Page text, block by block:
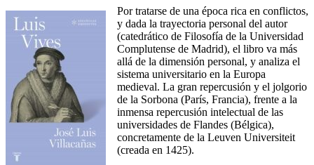
Por tratarse de una época rica en conflictos,
y dada la trayectoria personal del autor
(catedrático de Filosofía de la Universidad
Complutense de Madrid), el libro va más
allá de la dimensión personal, y analiza el
sistema universitario en la Europa
medieval. La gran repercusión y el jolgorio
de la Sorbona (París, Francia), frente a la
inmensa repercusión intelectual de las
universidades de Flandes (Bélgica),
concretamente de la Leuven Universiteit
(creada en 1425).